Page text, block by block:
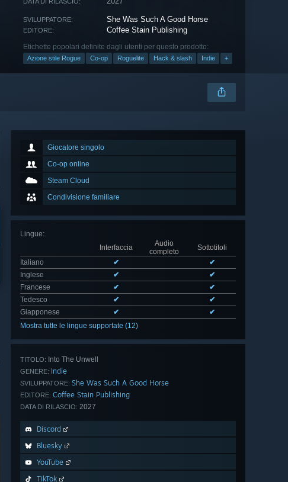
SVILUPPATORE: She Was Such A Good Horse
EDITORE: Coffee Stain Publishing
Etichette popolari definite dagli utenti per questo prodotto:
Azione stile Rogue Co-op Roguelite Hack & slash Indie +
Giocatore singolo
Co-op online
Steam Cloud
Condivisione familiare
Lingue:
Interfaccia
Audio
completo
Sottotitoli
Italiano
✔
✔
Inglese
✔
✔
Francese
✔
✔
Tedesco
✔
✔
Giapponese
✔
✔
Mostra tutte le lingue supportate (12)
TITOLO: Into The Unwell
GENERE: Indie
SVILUPPATORE: She Was Such A Good Horse
EDITORE: Coffee Stain Publishing
DATA DI RILASCIO: 2027
Discord
Bluesky
YouTube
TikTok